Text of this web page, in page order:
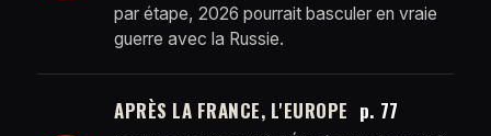
par étape, 2026 pourrait basculer en vraie
guerre avec la Russie.
APRÈS LA FRANCE, L'EUROPE p. 77